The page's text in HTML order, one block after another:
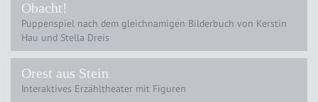
Obacht!
Puppenspiel nach dem gleichnamigen Bilderbuch von Kerstin
Hau und Stella Dreis
Orest aus Stein
Interaktives Erzähltheater mit Figuren